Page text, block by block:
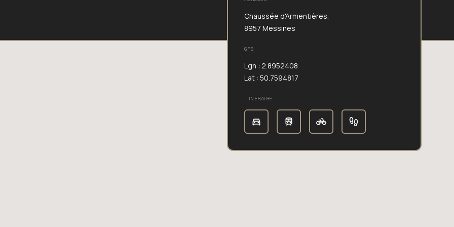
Chaussée d'Armentières,
8957 Messines
GPS
Lgn : 2.8952408
Lat : 50.7594817
ITINERAIRE